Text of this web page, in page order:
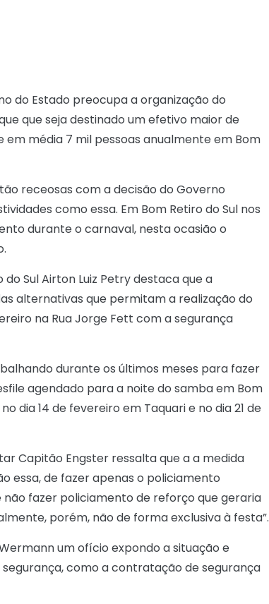
do Estado preocupa a organização do
que seja destinado um efetivo maior de
em média 7 mil pessoas anualmente em Bom
receosas com a decisão do Governo
como essa. Em Bom Retiro do Sul nos
durante o carnaval, nesta ocasião o
Sul Airton Luiz Petry destaca que a
alternativas que permitam a realização do
na Rua Jorge Fett com a segurança
durante os últimos meses para fazer
agendado para a noite do samba em Bom
dia 14 de fevereiro em Taquari e no dia 21 de
Capitão Engster ressalta que a a medida
essa, de fazer apenas o policiamento
fazer policiamento de reforço que geraria
porém, não de forma exclusiva à festa”.
um ofício expondo a situação e
como a contratação de segurança